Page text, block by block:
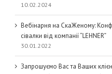
10.02.2024
Вебінарня на СкаЖеному:
сівалки від компанії “LEHNER”
30.01.2022
Запрошуємо Вас та Ваших